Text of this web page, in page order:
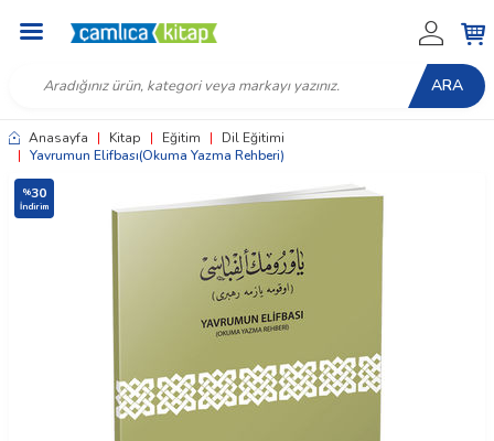
ARA
Anasayfa | Kitap | Eğitim |
Dil Eğitimi
| Yavrumun Elifbası(Okuma Yazma Rehberi)
%30
İndirim